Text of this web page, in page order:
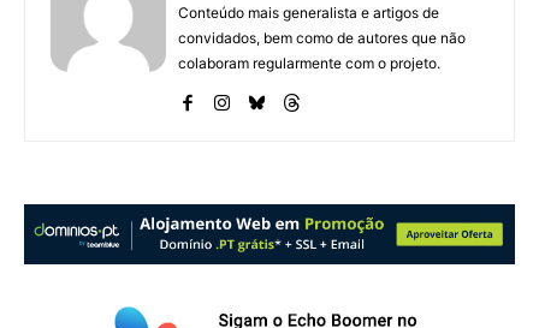
Conteúdo mais generalista e artigos de
convidados, bem como de autores que não
colaboram regularmente com o projeto.